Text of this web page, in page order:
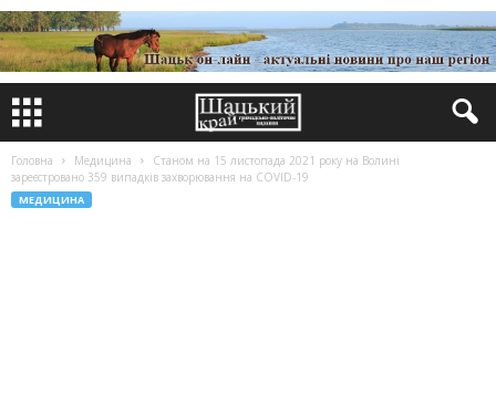
Головна Медицина
Станом на 15 листопада 2021 року на Волині
зареєстровано 359 випадків захворювання на COVID-19
МЕДИЦИНА